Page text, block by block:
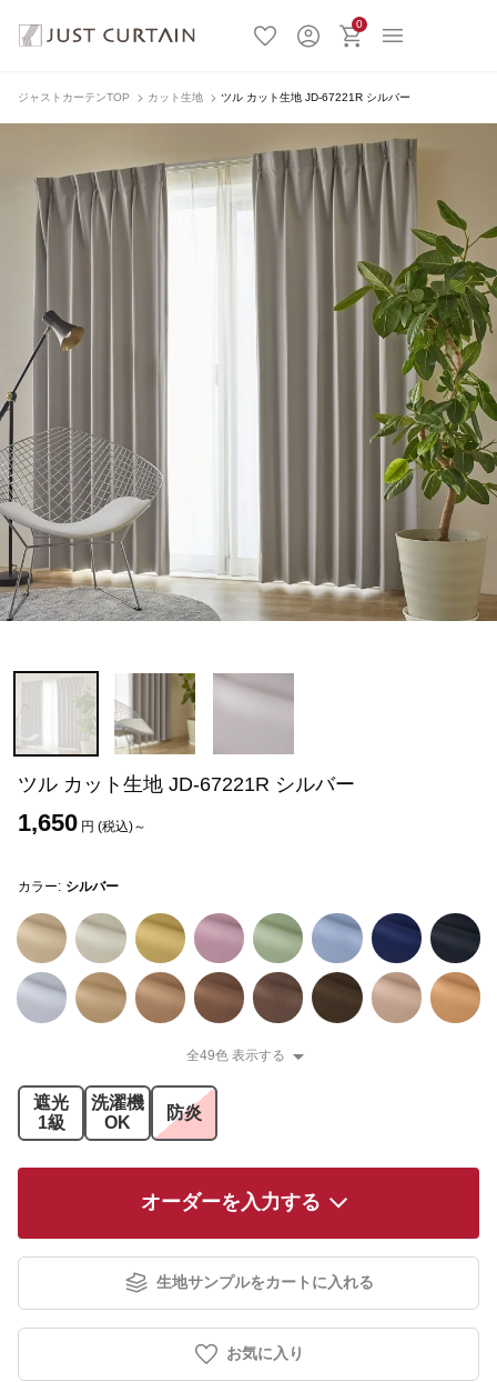
0
ジャストカーテンTOP カット生地 ツル カット生地 JD-67221R シルバー
ツル カット生地 JD-67221R シルバー
1,650 円 (税込)～
カラー: シルバー
全49色 表示する
遮光
1級
洗濯機
OK
防炎
オーダーを入力する
生地サンプルをカートに入れる
お気に入り